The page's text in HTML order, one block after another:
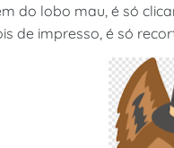
do lobo mau, é só
de impresso, é só